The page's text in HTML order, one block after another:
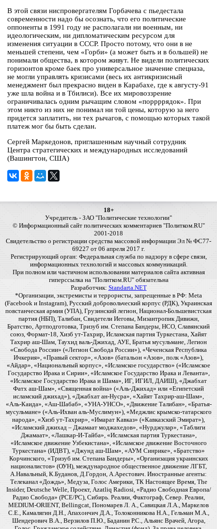
В этой связи ниспровергателям Горбачева с пьедестала
современности надо бы осознать, что его политические
оппоненты в 1991 году не располагали ни военным, ни
идеологическим, ни дипломатическим ресурсом для
изменения ситуации в СССР. Просто потому, что они в не
меньшей степени, чем «Горби» (а может быть и в большей) не
понимали общества, в котором живут. Не видели политических
горизонтов кроме баек про универсальное значение спецназа,
не могли управлять кризисами (весь их антикризисный
менеджмент был прекрасно виден в Карабахе, где к августу-91
уже шла война и в Тбилиси). Все их мировоззрение
ограничивалась одним рычащим словом «поррррядок». При
этом никто из них не понимал ни той цены, которую за него
придется заплатить, ни тех рычагов, с помощью которых такой
платеж мог бы быть сделан.
Сергей Маркедонов, приглашенным научный сотрудник
Центра стратегических и международных исследований
(Вашингтон, США)
18+
Учредитель - ЗАО "Политические технологии"
© Информационный сайт политических комментариев "Политком.RU"
2001-2018
Свидетельство о регистрации средства массовой информации Эл № ФС77-
69227 от 06 апреля 2017 г.
Регистрирующий орган: Федеральная служба по надзору в сфере связи,
информационных технологий и массовых коммуникаций.
При полном или частичном использовании материалов сайта активная
гиперссылка на "Политком.RU" обязательна
Разработчик: Standarta.NET
*Организации, экстремисты и террористы, запрещенные в РФ: Meta
(Facebook и Instagram), Русский добровольческий корпус (РДК), Украинская
повстанческая армия (УПА), Грузинский легион, Национал-Большевистская
партия (НБП), Талибан, Свидетели Иеговы, Мизантропик Дивижн,
Братство, Артподготовка, Тризуб им. Степана Бандеры, НСО, Славянский
союз, Формат-18, Хизб ут-Тахрир, Исламская партия Туркестана, Хайят
Тахрир аш-Шам, Таухид валь-Джихад, АУЕ, Братья мусульмане, Легион
«Свобода России» («Легион Свобода России»), «Чеченская Республика
Ичкерия», «Правый сектор», «Азов» (батальон «Азов», полк «Азов»),
«Айдар», «Национальный корпус», «Исламское государство» («Исламское
Государство Ирака и Сирии», «Исламское Государство Ирака и Леванта»,
«Исламское Государство Ирака и Шама», ИГ, ИГИЛ, ДАИШ), «Джабхат
Фатх аш-Шам», «Священная война» («Аль-Джихад» или «Египетский
исламский джихад»), «Джабхат ан-Нусра», «Хайят Тахрир-аш-Шам»,
«Аль-Каида», «Аш-Шабаб», «УНА-УНСО», «Движение Талибан», «Братья-
мусульмане» («Аль-Ихван аль-Муслимун»), «Меджлис крымско-татарского
народа», «Хизб ут-Тахрир», «Имарат Кавказ» («Кавказский Эмират»),
«Исламский джихад – Джамаат моджахедов», «Нурджулар», «Таблиги
Джамаат», «Лашкар-И-Тайба», «Исламская партия Туркестана»,
«Исламское движение Узбекистана», «Исламское движение Восточного
Туркестана» (ИДВТ), «Джунд аш-Шам», «АУМ Синрике», «Братство»
Корчинского, «Тризуб им. Степана Бандеры», «Организация украинских
националистов» (ОУН), международное общественное движение ЛГБТ,
А.Навальный, К.Буданов, Д.Гордон, А.Арестович. Иностранные агенты:
Телеканал «Дождь», Медуза, Голос Америки, ТК Настоящее Время, The
Insider, Deutsche Welle, Проект, Azatliq Radiosi, «Радио Свободная Европа/
Радио Свобода» (PCE/PC), Сибирь. Реалии, Фактограф, Север. Реалии,
MEDIUM-ORIENT, Bellingcat, Пономарев Л. А., Савицкая Л.А., Маркелов
С.Е., Камалягин Д.Н., Апахончич Д.А., Толоконникова Н.А., Гельман М.А.,
Шендерович В.А., Верзилов П.Ю., Баданин Р.С., Альянс Врачей, Агора,